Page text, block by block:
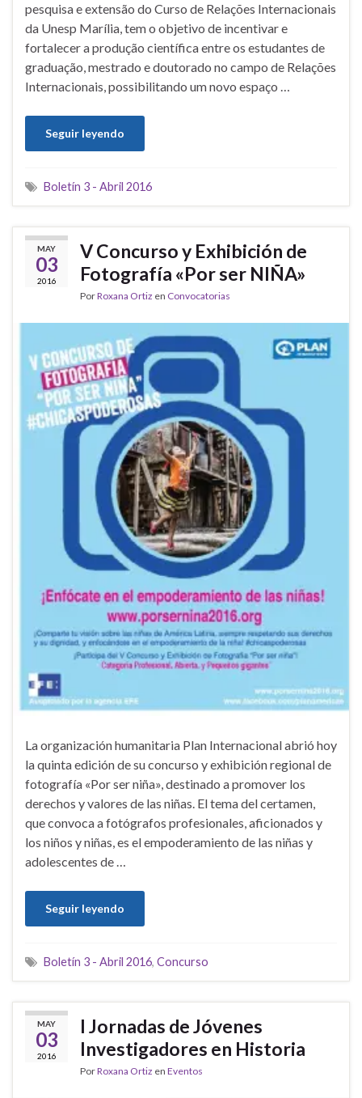
pesquisa e extensão do Curso de Relações Internacionais
da Unesp Marília, tem o objetivo de incentivar e
fortalecer a produção científica entre os estudantes de
graduação, mestrado e doutorado no campo de Relações
Internacionais, possibilitando um novo espaço …
Seguir leyendo
Boletín 3 - Abril 2016
MAY
03
2016
V Concurso y Exhibición de
Fotografía «Por ser NIÑA»
PorRoxana Ortiz en Convocatorias
La organización humanitaria Plan Internacional abrió hoy
la quinta edición de su concurso y exhibición regional de
fotografía «Por ser niña», destinado a promover los
derechos y valores de las niñas. El tema del certamen,
que convoca a fotógrafos profesionales, aficionados y
los niños y niñas, es el empoderamiento de las niñas y
adolescentes de …
Seguir leyendo
Boletín 3 - Abril 2016, Concurso
MAY
03
2016
I Jornadas de Jóvenes
Investigadores en Historia
PorRoxana Ortiz en Eventos